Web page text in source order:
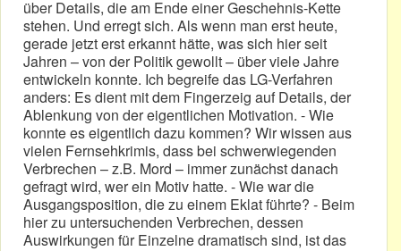
über Details, die am Ende einer Geschehnis-Kette
stehen. Und erregt sich. Als wenn man erst heute,
gerade jetzt erst erkannt hätte, was sich hier seit
Jahren – von der Politik gewollt – über viele Jahre
entwickeln konnte. Ich begreife das LG-Verfahren
anders: Es dient mit dem Fingerzeig auf Details, der
Ablenkung von der eigentlichen Motivation. - Wie
konnte es eigentlich dazu kommen? Wir wissen aus
vielen Fernsehkrimis, dass bei schwerwiegenden
Verbrechen – z.B. Mord – immer zunächst danach
gefragt wird, wer ein Motiv hatte. - Wie war die
Ausgangsposition, die zu einem Eklat führte? - Beim
hier zu untersuchenden Verbrechen, dessen
Auswirkungen für Einzelne dramatisch sind, ist das